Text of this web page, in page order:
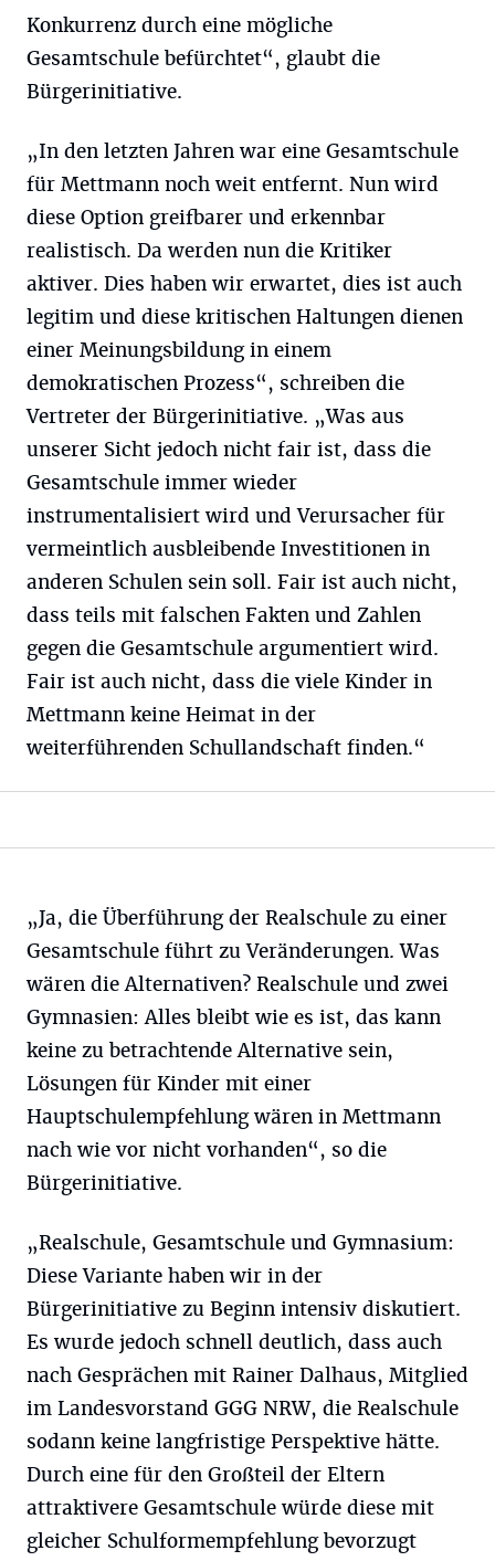
Konkurrenz durch eine mögliche
Gesamtschule befürchtet“, glaubt die
Bürgerinitiative.
„In den letzten Jahren war eine Gesamtschule
für Mettmann noch weit entfernt. Nun wird
diese Option greifbarer und erkennbar
realistisch. Da werden nun die Kritiker
aktiver. Dies haben wir erwartet, dies ist auch
legitim und diese kritischen Haltungen dienen
einer Meinungsbildung in einem
demokratischen Prozess“, schreiben die
Vertreter der Bürgerinitiative. „Was aus
unserer Sicht jedoch nicht fair ist, dass die
Gesamtschule immer wieder
instrumentalisiert wird und Verursacher für
vermeintlich ausbleibende Investitionen in
anderen Schulen sein soll. Fair ist auch nicht,
dass teils mit falschen Fakten und Zahlen
gegen die Gesamtschule argumentiert wird.
Fair ist auch nicht, dass die viele Kinder in
Mettmann keine Heimat in der
weiterführenden Schullandschaft finden.“
„Ja, die Überführung der Realschule zu einer
Gesamtschule führt zu Veränderungen. Was
wären die Alternativen? Realschule und zwei
Gymnasien: Alles bleibt wie es ist, das kann
keine zu betrachtende Alternative sein,
Lösungen für Kinder mit einer
Hauptschulempfehlung wären in Mettmann
nach wie vor nicht vorhanden“, so die
Bürgerinitiative.
„Realschule, Gesamtschule und Gymnasium:
Diese Variante haben wir in der
Bürgerinitiative zu Beginn intensiv diskutiert.
Es wurde jedoch schnell deutlich, dass auch
nach Gesprächen mit Rainer Dalhaus, Mitglied
im Landesvorstand GGG NRW, die Realschule
sodann keine langfristige Perspektive hätte.
Durch eine für den Großteil der Eltern
attraktivere Gesamtschule würde diese mit
gleicher Schulformempfehlung bevorzugt